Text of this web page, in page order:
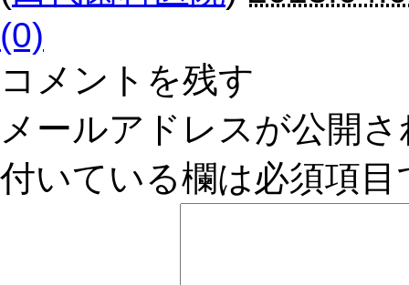
(0)
コメントを残す
メールアドレスが公開
付いている欄は必須項目